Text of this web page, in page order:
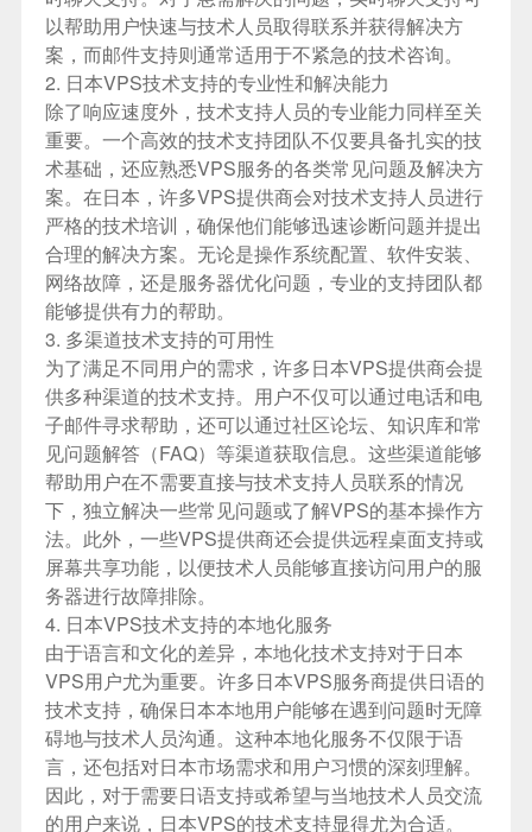
以帮助用户快速与技术人员取得联系并获得解决方
案，而邮件支持则通常适用于不紧急的技术咨询。
2. 日本VPS技术支持的专业性和解决能力
除了响应速度外，技术支持人员的专业能力同样至关
重要。一个高效的技术支持团队不仅要具备扎实的技
术基础，还应熟悉VPS服务的各类常见问题及解决方
案。在日本，许多VPS提供商会对技术支持人员进行
严格的技术培训，确保他们能够迅速诊断问题并提出
合理的解决方案。无论是操作系统配置、软件安装、
网络故障，还是服务器优化问题，专业的支持团队都
能够提供有力的帮助。
3. 多渠道技术支持的可用性
为了满足不同用户的需求，许多日本VPS提供商会提
供多种渠道的技术支持。用户不仅可以通过电话和电
子邮件寻求帮助，还可以通过社区论坛、知识库和常
见问题解答（FAQ）等渠道获取信息。这些渠道能够
帮助用户在不需要直接与技术支持人员联系的情况
下，独立解决一些常见问题或了解VPS的基本操作方
法。此外，一些VPS提供商还会提供远程桌面支持或
屏幕共享功能，以便技术人员能够直接访问用户的服
务器进行故障排除。
4. 日本VPS技术支持的本地化服务
由于语言和文化的差异，本地化技术支持对于日本
VPS用户尤为重要。许多日本VPS服务商提供日语的
技术支持，确保日本本地用户能够在遇到问题时无障
碍地与技术人员沟通。这种本地化服务不仅限于语
言，还包括对日本市场需求和用户习惯的深刻理解。
因此，对于需要日语支持或希望与当地技术人员交流
的用户来说，日本VPS的技术支持显得尤为合适。